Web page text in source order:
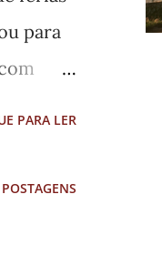
aos
para
PARA LER